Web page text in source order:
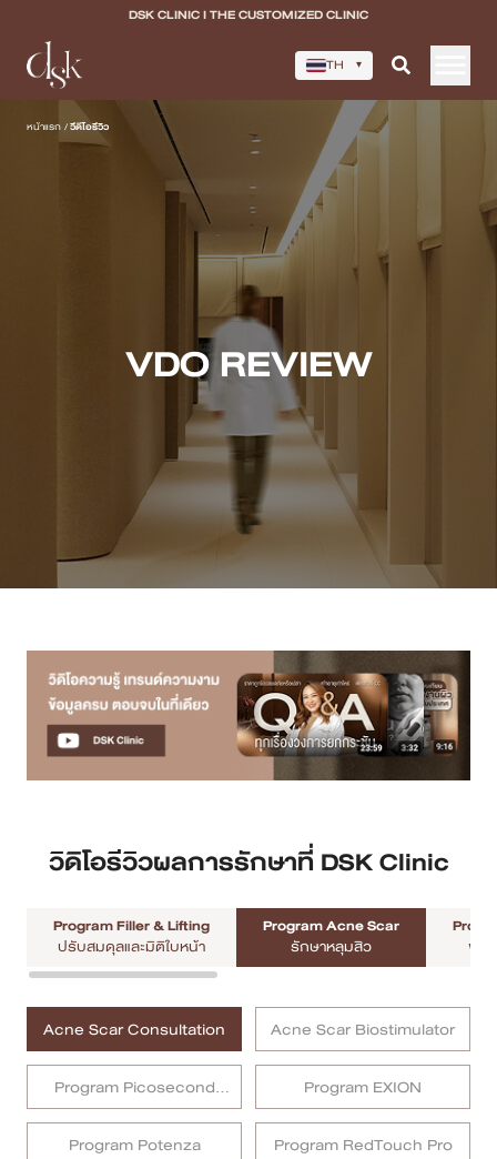
DSK CLINIC I THE CUSTOMIZED CLINIC
TH ▾
หน้าแรก
เกี่ยวกับ DSK Clinic
Program Acne Scar
Program Skin Quality
Program Body Confidence
แพทย์ของเรา
เคสรีวิว
วีดีโอรีวิว
บทความ
สาขา Stadium One
สาขา Asoke
สาขา MRT สุทธิสาร
สาขา เซ็นทรัลปิ่นเกล้า
สาขา บางนา
หน้าแรก /วีดีโอรีวิว
VDO REVIEW
วิดิโอรีวิวผลการรักษาที่ DSK Clinic
Program Filler & Lifting
ปรับสมดุลและมิติใบหน้า
Program Acne Scar
รักษาหลุมสิว
พัฒ
Acne Scar Consultation Acne Scar Biostimulator
Program Picosecond
Laser
Program EXION
Program Potenza Program RedTouch Pro